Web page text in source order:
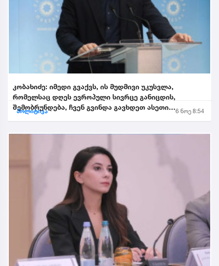
კობახიძე: იმედი გვაქვს, ის მუდმივი უკუსვლა,
რომელსაც დღეს ევროპული სივრცე განიცდის,
შემობრუნდება, ჩვენ გვინდა გავხდეთ ასეთი
შემობრუნებული ევროკავშირის...
პოლიტიკა 6 ნოე 8:54